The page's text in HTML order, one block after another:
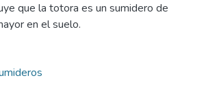
que la totora es un sumidero de
en el suelo.